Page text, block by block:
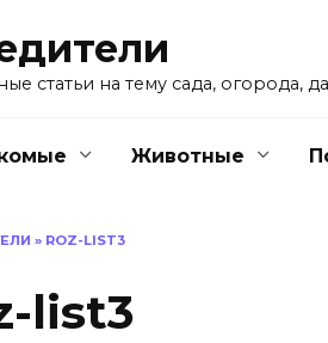
статьи на тему сада, огорода,
Животные
» ROZ-LIST3
list3